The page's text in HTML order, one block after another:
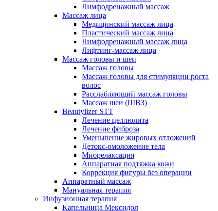
Лимфодренажный массаж
Массаж лица
Медицинский массаж лица
Пластический массаж лица
Лимфодренажный массаж лица
Лифтинг-массаж лица
Массаж головы и шеи
Массаж головы
Массаж головы для стимуляции роста
волос
Расслабляющий массаж головы
Массаж шеи (ШВЗ)
Beautylizer STT
Лечение целлюлита
Лечение фиброза
Уменьшение жировых отложений
Детокс-омоложение тела
Миорелаксация
Аппаратная подтяжка кожи
Коррекция фигуры без операции
Аппаратный массаж
Мануальная терапия
Инфузионная терапия
Капельница Мексидол